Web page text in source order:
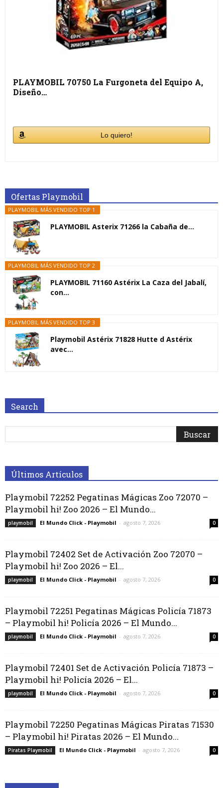
PLAYMOBIL 70750 La Furgoneta del Equipo A,
Diseño…
Lo quiero!
Ofertas Playmobil
PLAYMOBIL MÁS VENDIDO TOP 1
PLAYMOBIL Asterix 71266 la Cabaña de...
PLAYMOBIL MÁS VENDIDO TOP 2
PLAYMOBIL 71160 Astérix La Caza del Jabalí,
con...
PLAYMOBIL MÁS VENDIDO TOP 3
Playmobil Astérix 71828 Hutte d Astérix
avec...
Search
Últimos Artículos
Playmobil 72252 Pegatinas Mágicas Zoo 72070 –
Playmobil hi! Zoo 2026 – El Mundo...
playmobil El Mundo Click - Playmobil - agosto 7, 2026 0
Playmobil 72402 Set de Activación Zoo 72070 –
Playmobil hi! Zoo 2026 – El...
playmobil El Mundo Click - Playmobil - agosto 7, 2026 0
Playmobil 72251 Pegatinas Mágicas Policía 71873
– Playmobil hi! Policía 2026 – El Mundo...
playmobil El Mundo Click - Playmobil - agosto 7, 2026 0
Playmobil 72401 Set de Activación Policía 71873 –
Playmobil hi! Policía 2026 – El...
playmobil El Mundo Click - Playmobil - agosto 7, 2026 0
Playmobil 72250 Pegatinas Mágicas Piratas 71530
– Playmobil hi! Piratas 2026 – El Mundo...
Piratas Playmobil El Mundo Click - Playmobil - agosto 7, 2026 0